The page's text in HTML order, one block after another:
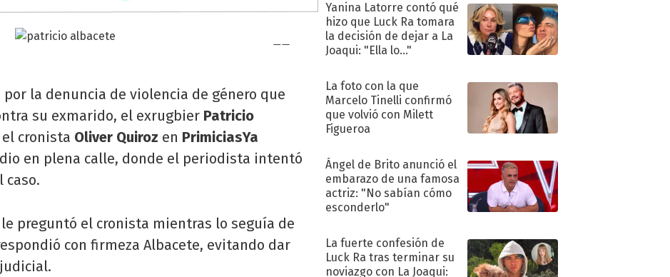
la denuncia de violencia de género que
su exmarido, el exrugbier Patricio
cronista Oliver Quiroz en PrimiciasYa
dio en plena calle, donde el periodista intentó
caso.
preguntó el cronista mientras lo seguía de
con firmeza Albacete, evitando dar
Yanina Latorre contó qué
hizo que Luck Ra tomara
la decisión de dejar a La
Joaqui: "Ella lo..."
La foto con la que
Marcelo Tinelli confirmó
que volvió con Milett
Figueroa
Ángel de Brito anunció el
embarazo de una famosa
actriz: "No sabían cómo
esconderlo"
La fuerte confesión de
Luck Ra tras terminar su
noviazgo con La Joaqui: